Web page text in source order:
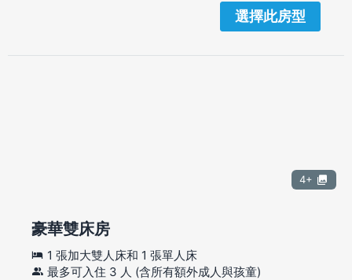
選擇此房型
4+
豪華雙床房
1 張加大雙人床和 1 張單人床
最多可入住 3 人 (含所有額外成人與孩童)